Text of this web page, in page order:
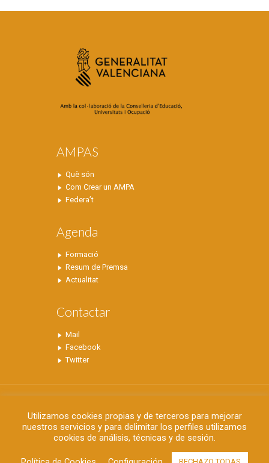
AMPAS
Què són
Com Crear un AMPA
Federa’t
Agenda
Formació
Resum de Premsa
Actualitat
Contactar
Mail
Facebook
Twitter
©2019 FAPA Alicante - C/ Doctor Sapena, 65
Bajo - 03204 Elche - Alicante - 96 542 07 56 -
Utilizamos cookies propias y de terceros para mejorar
nuestros servicios y para delimitar los perfiles utilizamos
cookies de análisis, técnicas y de sesión.